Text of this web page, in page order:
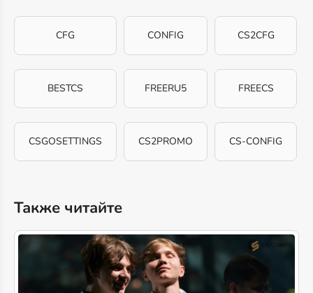
CFG CONFIG CS2CFG
BESTCS FREERU5 FREECS
CSGOSETTINGS CS2PROMO CS-CONFIG
Также читайте